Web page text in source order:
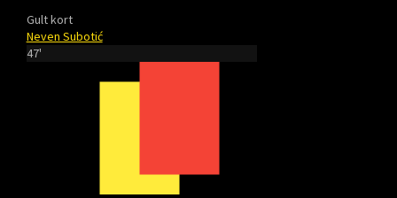
Gult kort
Neven Subotić
47'